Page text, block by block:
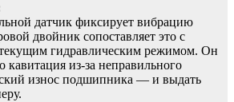
датчик фиксирует вибрацию
двойник сопоставляет это с
гидравлическим режимом. Он
кавитация из-за неправильного
износ подшипника — и выдать